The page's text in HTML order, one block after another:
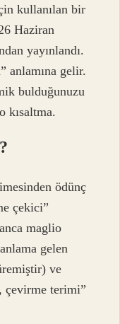
kullanılan bir
Haziran
yayınlandı.
anlamına gelir.
bulduğunuzu
kısaltma.
ödünç
çekici”
maglio
gelen
ve
çevirme terimi”